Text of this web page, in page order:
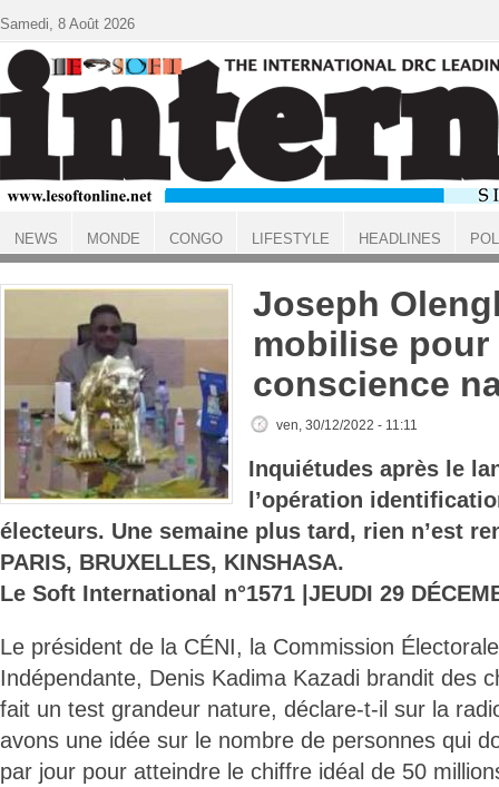
ACCUEIL
Joseph
mobilise
conscience
ven, 30/12/2022 - 11:11
Inquiétudes après le
l’opération
électeurs. Une semaine plus tard, rien n’est
PARIS, BRUXELLES, KINSHASA.
Le Soft International n°1571 |JEUDI 29
Le président de la CÉNI, la Commission
Indépendante, Denis Kadima Kazadi brandit des
fait un test grandeur nature, déclare-t-il sur la
avons une idée sur le nombre de personnes qui
par jour pour atteindre le chiffre idéal de 50
Samedi, 8 Août 2026
NEWS MONDE CONGO LIFESTYLE HEADLINES